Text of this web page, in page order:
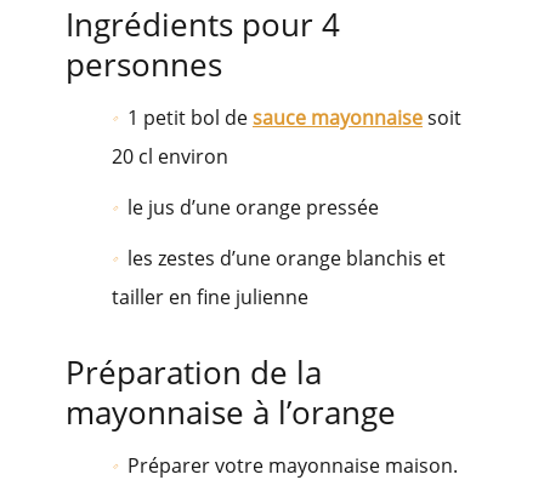
Ingrédients pour 4
personnes
1 petit bol desauce mayonnaisesoit
20 cl environ
le jus d’une orange pressée
les zestes d’une orange blanchis et
tailler en fine julienne
Préparation de la
mayonnaise à l’orange
Préparer votre mayonnaise maison.